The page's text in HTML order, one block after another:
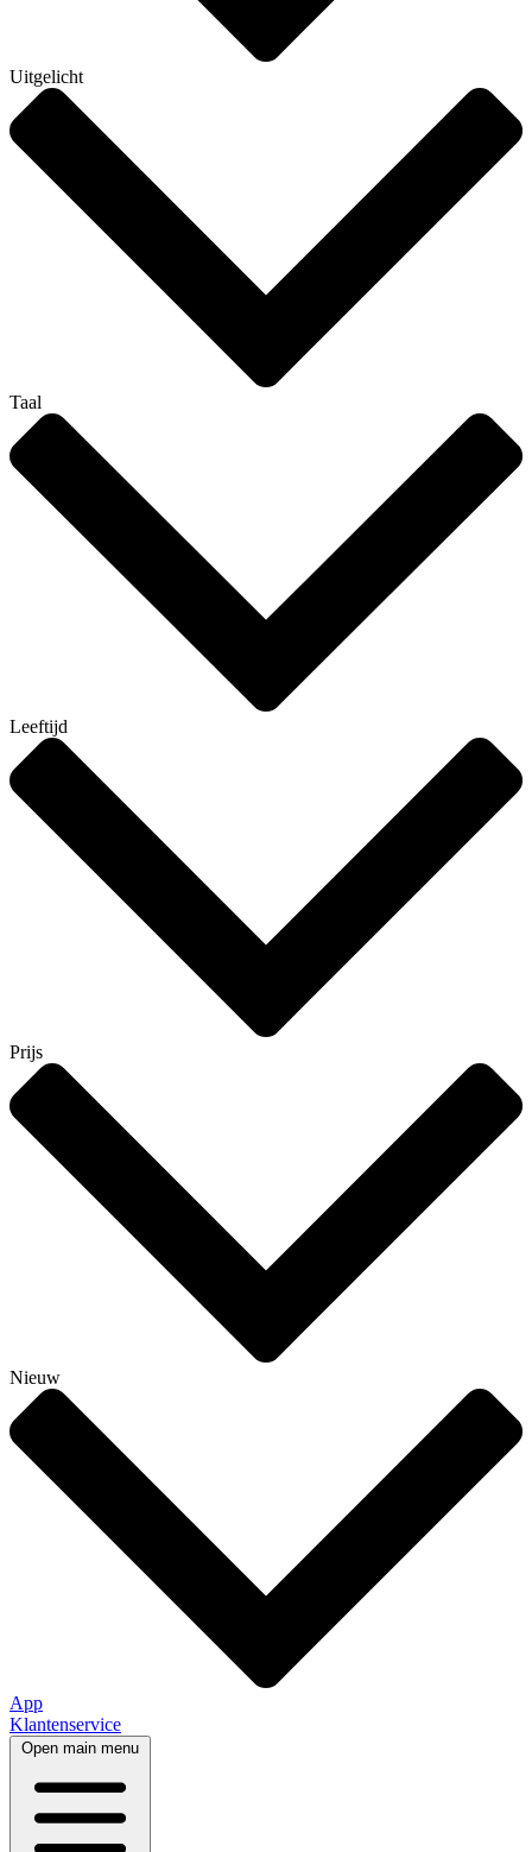
Uitgelicht
Taal
Leeftijd
Prijs
Nieuw
App
Klantenservice
Open main menu